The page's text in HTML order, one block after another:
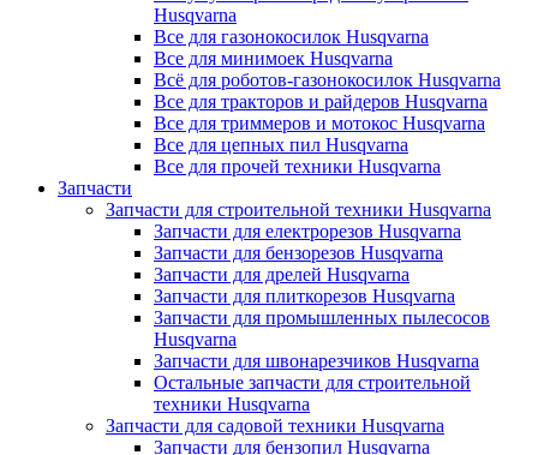
Husqvarna
Все для газонокосилок Husqvarna
Все для минимоек Husqvarna
Всё для роботов-газонокосилок Husqvarna
Все для тракторов и райдеров Husqvarna
Все для триммеров и мотокос Husqvarna
Все для цепных пил Husqvarna
Все для прочей техники Husqvarna
Запчасти
Запчасти для строительной техники Husqvarna
Запчасти для електрорезов Husqvarna
Запчасти для бензорезов Husqvarna
Запчасти для дрелей Husqvarna
Запчасти для плиткорезов Husqvarna
Запчасти для промышленных пылесосов
Husqvarna
Запчасти для швонарезчиков Husqvarna
Остальные запчасти для строительной
техники Husqvarna
Запчасти для садовой техники Husqvarna
Запчасти для бензопил Husqvarna